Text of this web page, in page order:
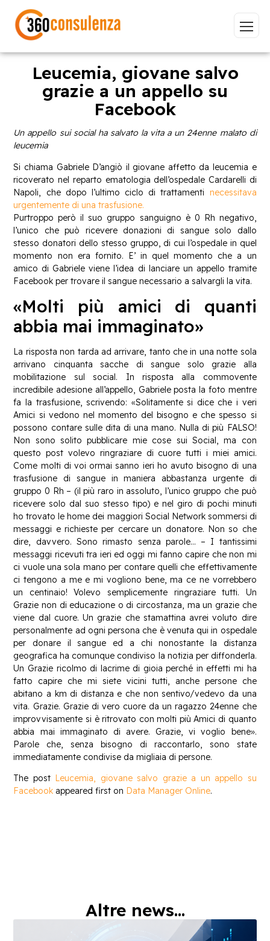
Vai
GDPR NIS2 Bandi ISO 27001
Sviluppo software BeeProd
Inizia a digitare per visualizzare le pagine consigliate.
Leucemia, giovane salvo
grazie a un appello su
Facebook
Un appello sui social ha salvato la vita a un 24enne malato di
leucemia
Si chiama Gabriele D’angiò il giovane affetto da leucemia e
ricoverato nel reparto ematologia dell’ospedale Cardarelli di
Napoli, che dopo l’ultimo ciclo di trattamenti necessitava
urgentemente di una trasfusione.
Purtroppo però il suo gruppo sanguigno è 0 Rh negativo,
l’unico che può ricevere donazioni di sangue solo dallo
stesso donatori dello stesso gruppo, di cui l’ospedale in quel
momento non era fornito. E’ in quel momento che a un
amico di Gabriele viene l’idea di lanciare un appello tramite
Facebook per trovare il sangue necessario a salvargli la vita.
«Molti più amici di quanti
abbia mai immaginato»
La risposta non tarda ad arrivare, tanto che in una notte sola
arrivano cinquanta sacche di sangue solo grazie alla
mobilitazione sul social. In risposta alla commovente
incredibile adesione all’appello, Gabriele posta la foto mentre
fa la trasfusione, scrivendo: «Solitamente si dice che i veri
Amici si vedono nel momento del bisogno e che spesso si
possono contare sulle dita di una mano. Nulla di più FALSO!
Non sono solito pubblicare mie cose sui Social, ma con
questo post volevo ringraziare di cuore tutti i miei amici.
Come molti di voi ormai sanno ieri ho avuto bisogno di una
trasfusione di sangue in maniera abbastanza urgente di
gruppo 0 Rh – (il più raro in assoluto, l’unico gruppo che può
ricevere solo dal suo stesso tipo) e nel giro di pochi minuti
ho trovato le home dei maggiori Social Network sommersi di
messaggi e richieste per cercare un donatore. Non so che
dire, davvero. Sono rimasto senza parole… – I tantissimi
messaggi ricevuti tra ieri ed oggi mi fanno capire che non mi
ci vuole una sola mano per contare quelli che effettivamente
ci tengono a me e mi vogliono bene, ma ce ne vorrebbero
un centinaio! Volevo semplicemente ringraziare tutti. Un
Grazie non di educazione o di circostanza, ma un grazie che
viene dal cuore. Un grazie che stamattina avrei voluto dire
personalmente ad ogni persona che è venuta qui in ospedale
per donare il sangue ed a chi nonostante la distanza
geografica ha comunque condiviso la notizia per diffonderla.
Un Grazie ricolmo di lacrime di gioia perché in effetti mi ha
fatto capire che mi siete vicini tutti, anche persone che
abitano a km di distanza e che non sentivo/vedevo da una
vita. Grazie. Grazie di vero cuore da un ragazzo 24enne che
improvvisamente si è ritrovato con molti più Amici di quanto
abbia mai immaginato di avere. Grazie, vi voglio bene».
Parole che, senza bisogno di raccontarlo, sono state
immediatamente condivise da migliaia di persone.
The post Leucemia, giovane salvo grazie a un appello su
Facebook appeared first on Data Manager Online.
Altre news...